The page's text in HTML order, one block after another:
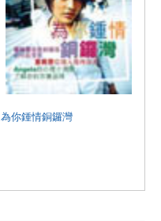
為你鍾情銅鑼灣